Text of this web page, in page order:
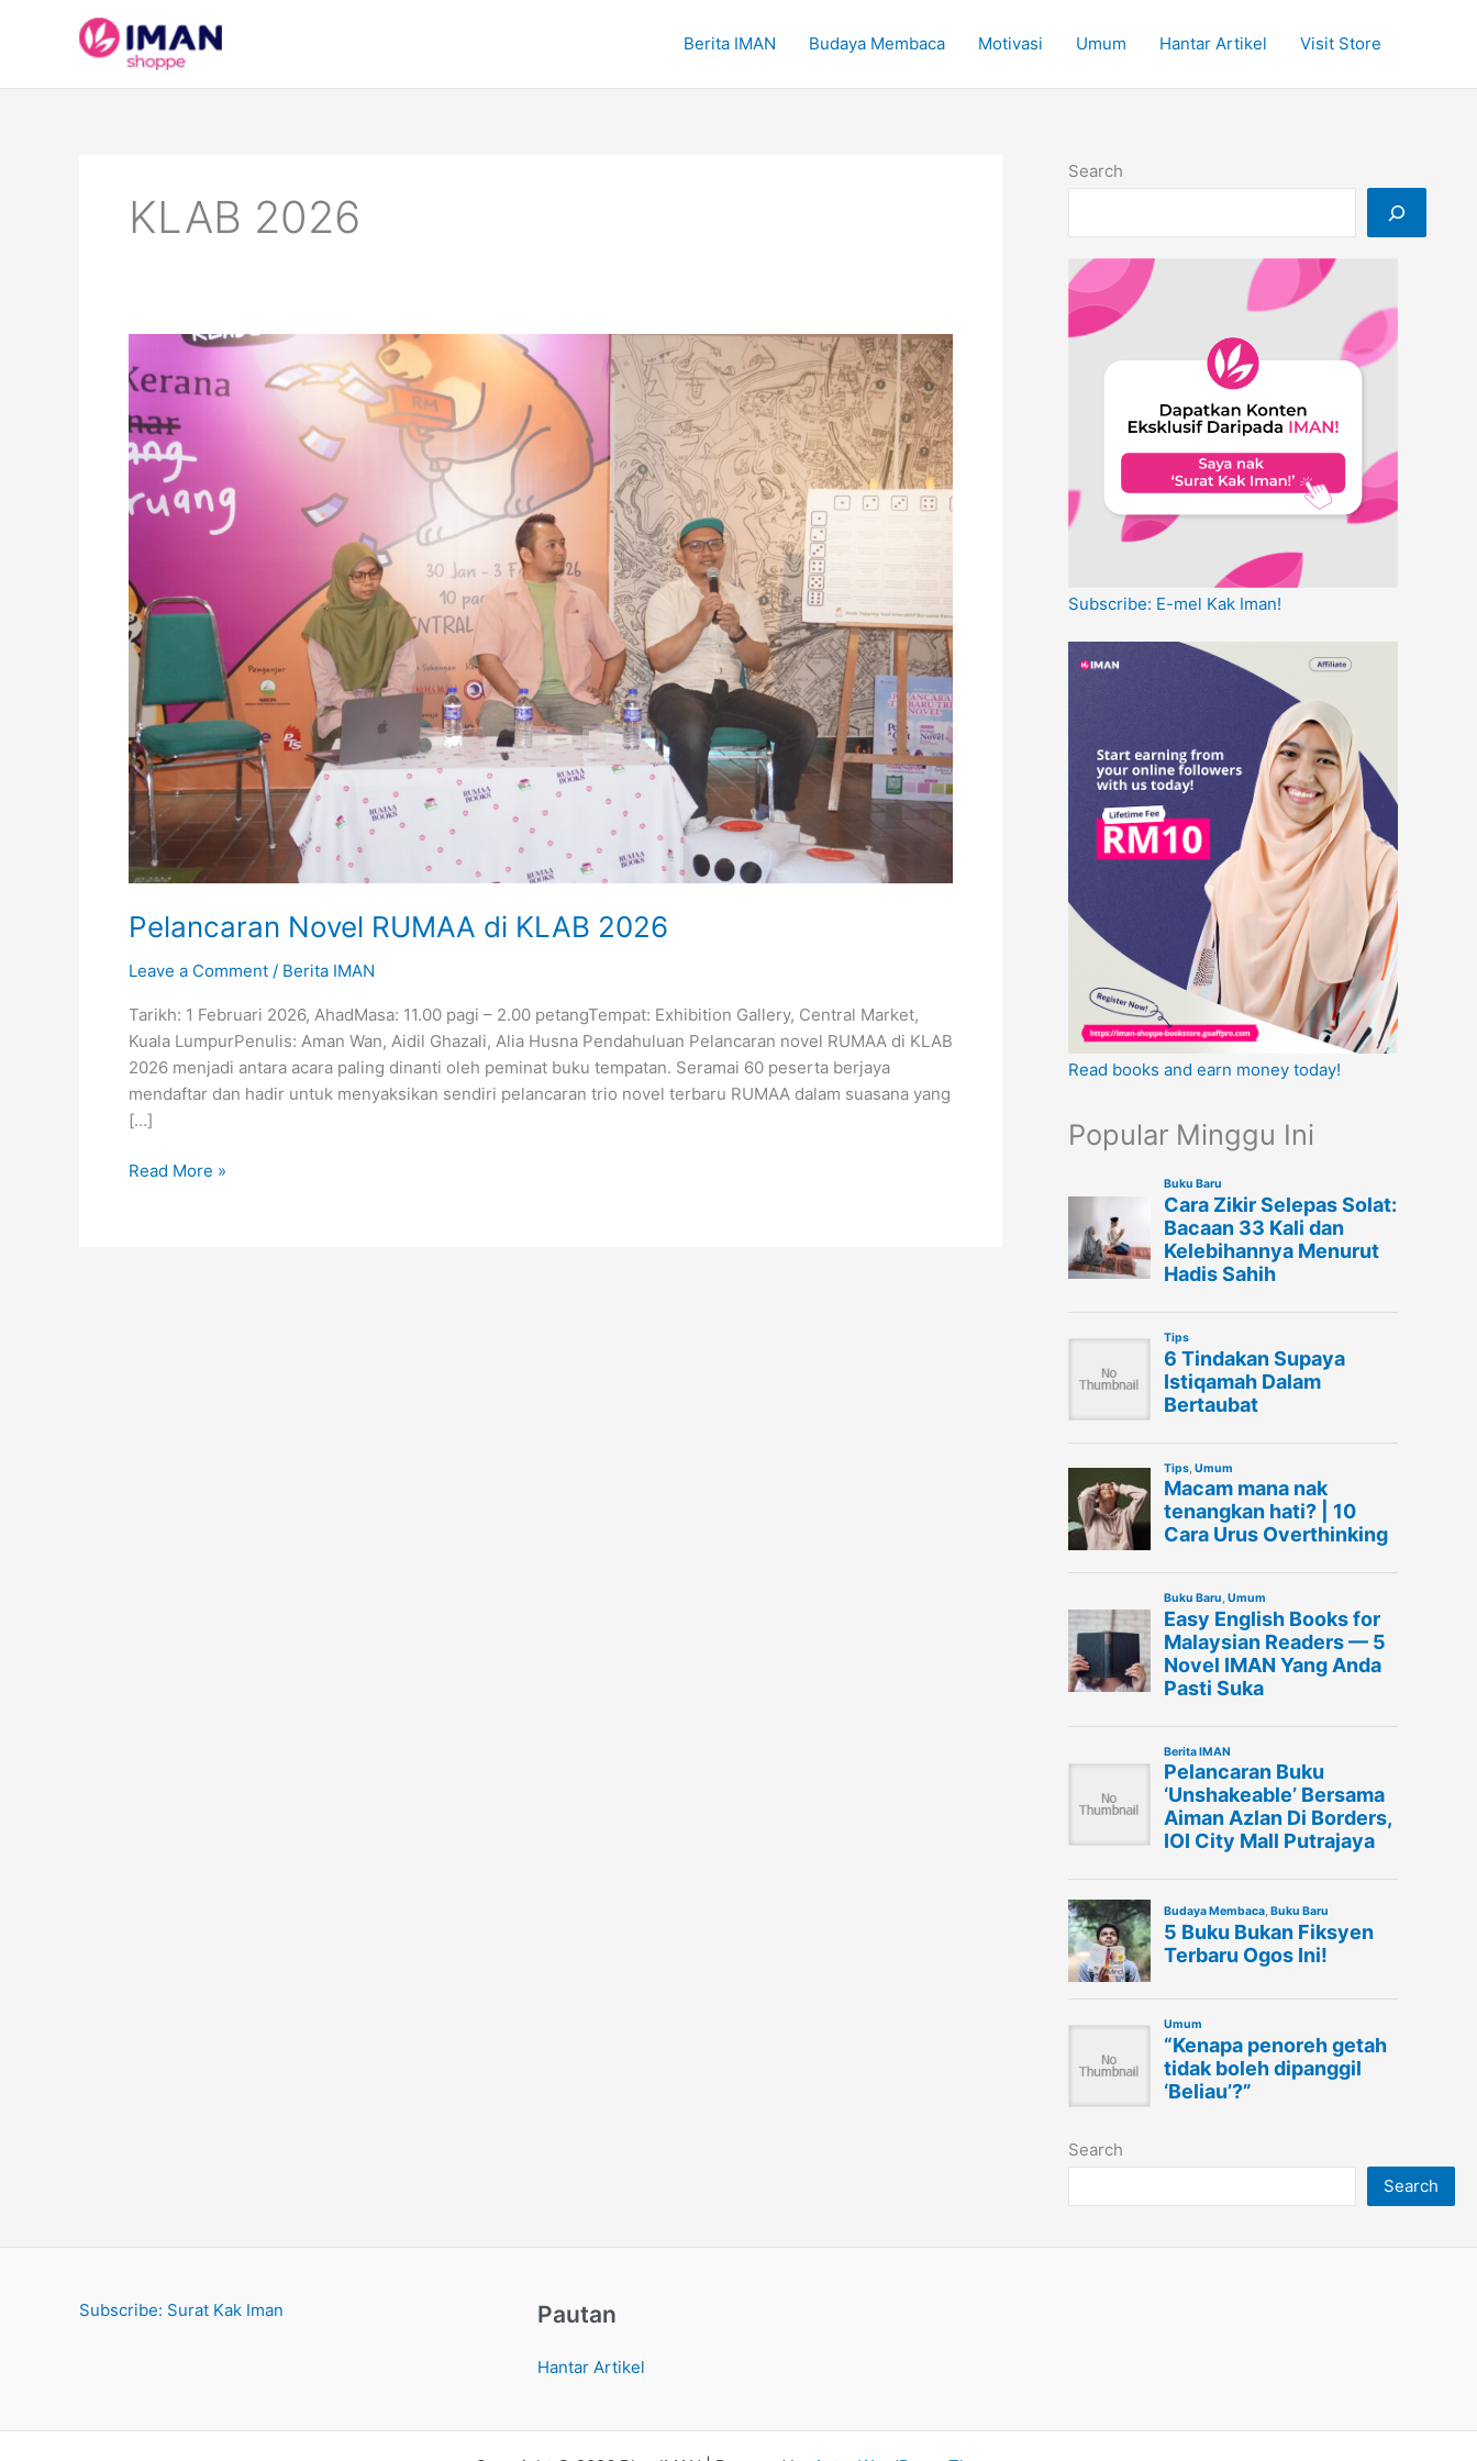
Berita IMAN Budaya Membaca Motivasi Umum Hantar Artikel Visit Store
KLAB 2026
Pelancaran Novel RUMAA di KLAB 2026
Leave a Comment / Berita IMAN
Tarikh: 1 Februari 2026, AhadMasa: 11.00 pagi – 2.00 petangTempat: Exhibition Gallery, Central Market,
Kuala LumpurPenulis: Aman Wan, Aidil Ghazali, Alia Husna Pendahuluan Pelancaran novel RUMAA di KLAB
2026 menjadi antara acara paling dinanti oleh peminat buku tempatan. Seramai 60 peserta berjaya
mendaftar dan hadir untuk menyaksikan sendiri pelancaran trio novel terbaru RUMAA dalam suasana yang
[…]
Pelancaran
Read More »
Search
Subscribe: E-mel Kak Iman!
Read books and earn money today!
Popular Minggu Ini
Search
Search
Subscribe: Surat Kak Iman Pautan
Hantar Artikel